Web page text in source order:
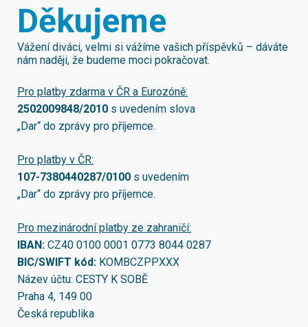
Děkujeme
Vážení diváci, velmi si vážíme vašich příspěvků – dáváte
nám naději, že budeme moci pokračovat.
Pro platby zdarma v ČR a Eurozóně:
2502009848/2010 s uvedením slova
„Dar“ do zprávy pro příjemce.
Pro platby v ČR:
107-7380440287/0100 s uvedením
„Dar“ do zprávy pro příjemce.
Pro mezinárodní platby ze zahraničí:
IBAN: CZ40 0100 0001 0773 8044 0287
BIC/SWIFT kód: KOMBCZPPXXX
Název účtu: CESTY K SOBĚ
Praha 4, 149 00
Česká republika